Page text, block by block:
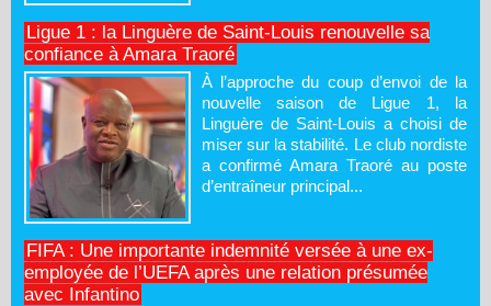
Ligue 1 : la Linguère de Saint-Louis renouvelle sa
confiance à Amara Traoré
À l’approche du coup d’envoi de la
nouvelle saison de Ligue 1, la
Linguère de Saint-Louis a choisi de
miser sur la stabilité. Le club nordiste
a confirmé Amara Traoré au poste
d’entraîneur principal...
FIFA : Une importante indemnité versée à une ex-
employée de l’UEFA après une relation présumée
avec Infantino